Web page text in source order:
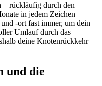
– rückläufig durch den
in jedem Zeichen
-ort fast immer, um dein
Umlauf durch das
deine Knotenrückkehr
und die